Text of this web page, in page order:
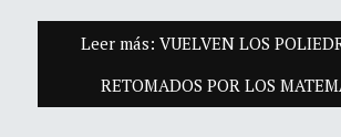
Leer más: VUELVEN LOS
RETOMADOS POR LOS